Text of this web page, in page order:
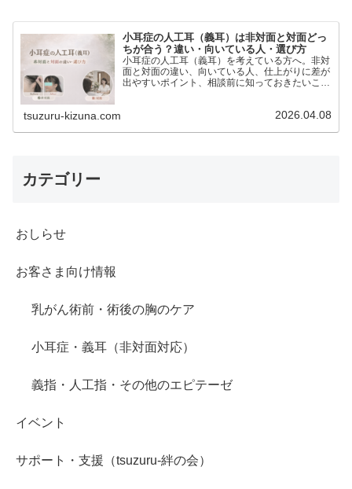
小耳症の人工耳（義耳）は非対面と対面どっ
ちが合う？違い・向いている人・選び方
小耳症の人工耳（義耳）を考えている方へ。非対
面と対面の違い、向いている人、仕上がりに差が
出やすいポイント、相談前に知っておきたいこと
tsuzuru-kizuna.com 2026.04.08
カテゴリー
おしらせ
お客さま向け情報
乳がん術前・術後の胸のケア
小耳症・義耳（非対面対応）
義指・人工指・その他のエピテーゼ
イベント
サポート・支援（tsuzuru-絆の会）